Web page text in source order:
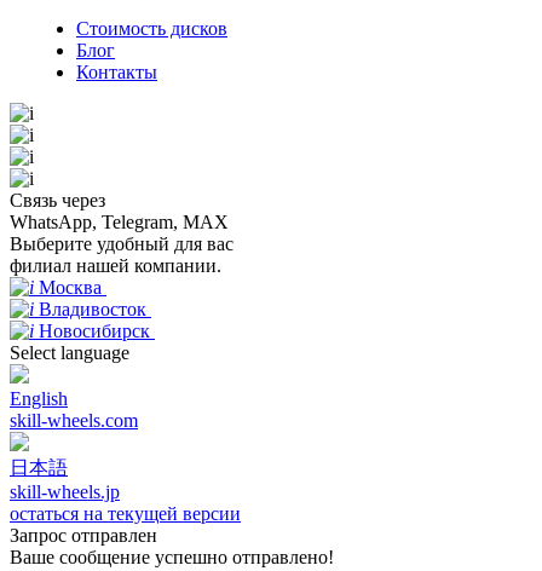
Стоимость дисков
Блог
Контакты
Связь через
WhatsApp, Telegram, MAX
Выберите удобный для вас
филиал нашей компании.
Москва
Владивосток
Новосибирск
Select language
English
skill-wheels.com
日本語
skill-wheels.jp
остаться на текущей версии
Запрос отправлен
Ваше сообщение успешно отправлено!